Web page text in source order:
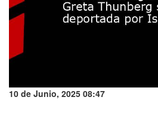
10 de Junio, 2025 08:47